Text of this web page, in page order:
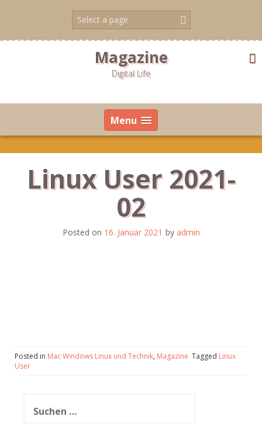
Magazine
Digital Life
Menu
Linux User 2021-
02
Posted on 16. Januar 2021 by admin
Posted in Mac Windows Linux und Technik, Magazine Tagged Linux
User
nach: